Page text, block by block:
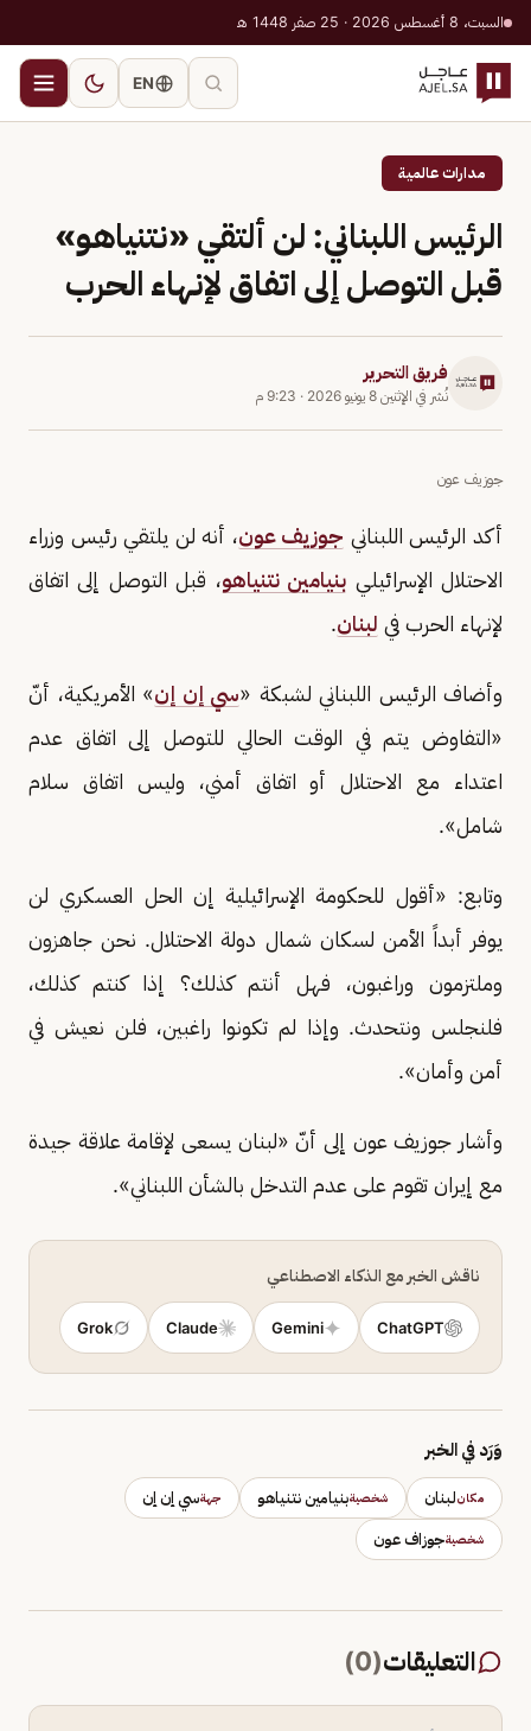
السبت، 8 أغسطس 2026 · 25 صفر 1448 هـ
EN
مدارات عالمية
الرئيس اللبناني: لن ألتقي «نتنياهو»
قبل التوصل إلى اتفاق لإنهاء الحرب
فريق التحرير
نُشر في الإثنين 8 يونيو 2026 · 9:23 م
جوزيف عون
أكد الرئيس اللبناني جوزيف عون، أنه لن يلتقي رئيس وزراء
الاحتلال الإسرائيلي بنيامين نتنياهو، قبل التوصل إلى اتفاق
لإنهاء الحرب في لبنان.
وأضاف الرئيس اللبناني لشبكة «سي إن إن» الأمريكية، أنّ
«التفاوض يتم في الوقت الحالي للتوصل إلى اتفاق عدم
اعتداء مع الاحتلال أو اتفاق أمني، وليس اتفاق سلام
شامل».
وتابع: «أقول للحكومة الإسرائيلية إن الحل العسكري لن
يوفر أبداً الأمن لسكان شمال دولة الاحتلال. نحن جاهزون
وملتزمون وراغبون، فهل أنتم كذلك؟ إذا كنتم كذلك،
⁠فلنجلس ونتحدث. وإذا ‌لم ‌تكونوا ​راغبين، ‌فلن نعيش في
‌أمن وأمان».
وأشار جوزيف عون إلى أنّ «لبنان يسعى لإقامة علاقة جيدة
مع إيران تقوم على عدم التدخل بالشأن اللبناني».
ناقش الخبر مع الذكاء الاصطناعي
ChatGPT
Gemini
Claude
Grok
وَرَد في الخبر
مكانلبنان شخصيةبنيامين نتنياهو جهةسي إن إن
شخصيةجوزاف عون
التعليقات(
0
)